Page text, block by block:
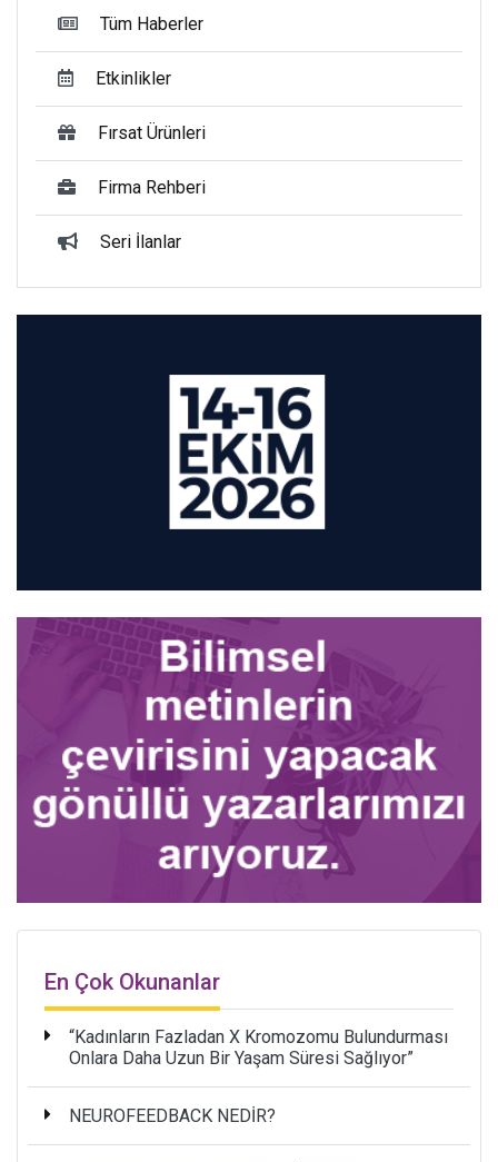
Tüm Haberler
Etkinlikler
Fırsat Ürünleri
Firma Rehberi
Seri İlanlar
En Çok Okunanlar
“Kadınların Fazladan X Kromozomu Bulundurması
Onlara Daha Uzun Bir Yaşam Süresi Sağlıyor”
NEUROFEEDBACK NEDİR?